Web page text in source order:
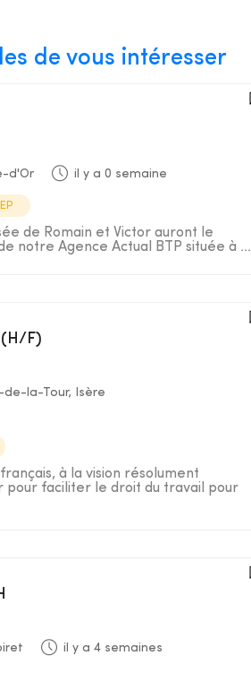
de vous intéresser
d'Or il y a 0 semaine
de Romain et Victor auront le
notre Agence Actual BTP située à ...
(H/F)
de-la-Tour, Isère
à la vision résolument
pour faciliter le droit du travail pour
il y a 4 semaines